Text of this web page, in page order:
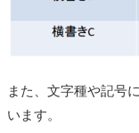
また、文字種や記号
います。